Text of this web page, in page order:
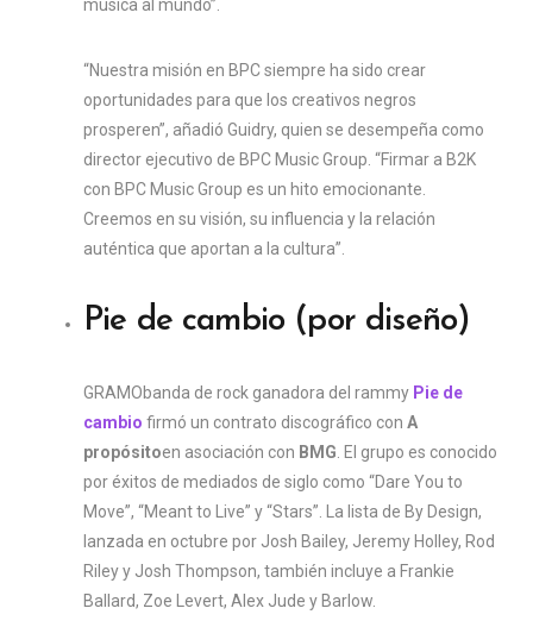
música al mundo”.
“Nuestra misión en BPC siempre ha sido crear
oportunidades para que los creativos negros
prosperen”, añadió Guidry, quien se desempeña como
director ejecutivo de BPC Music Group. “Firmar a B2K
con BPC Music Group es un hito emocionante.
Creemos en su visión, su influencia y la relación
auténtica que aportan a la cultura”.
Pie de cambio (por diseño)
GRAMObanda de rock ganadora del rammy Pie de
cambio firmó un contrato discográfico con A
propósitoen asociación con BMG . El grupo es conocido
por éxitos de mediados de siglo como “Dare You to
Move”, “Meant to Live” y “Stars”. La lista de By Design,
lanzada en octubre por Josh Bailey, Jeremy Holley, Rod
Riley y Josh Thompson, también incluye a Frankie
Ballard, Zoe Levert, Alex Jude y Barlow.